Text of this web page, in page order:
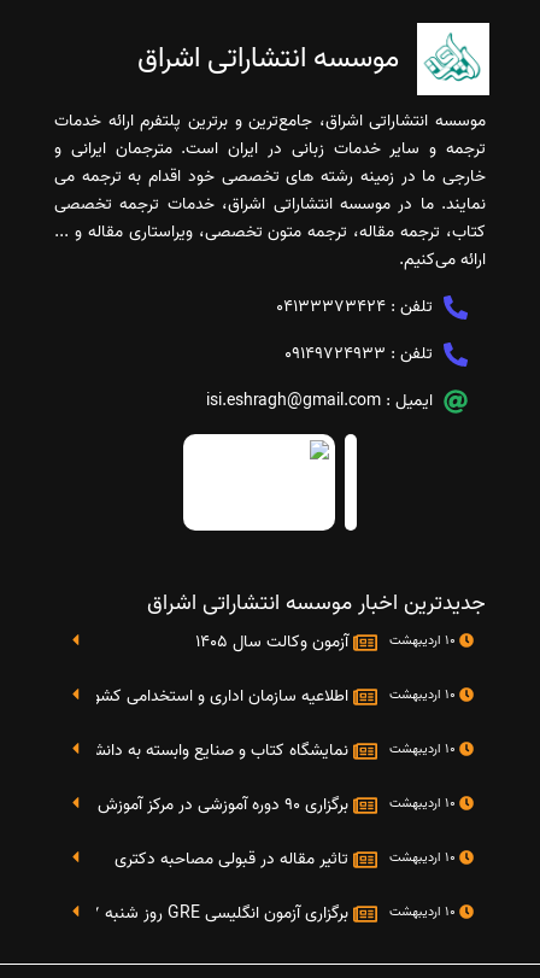
موسسه انتشاراتی اشراق
موسسه انتشاراتی اشراق، جامع‌ترین و برترین پلتفرم ارائه خدمات
ترجمه و سایر خدمات زبانی در ایران است. مترجمان ایرانی و
خارجی ما در زمینه رشته های تخصصی خود اقدام به ترجمه می
نمایند. ما در موسسه انتشاراتی اشراق، خدمات ترجمه تخصصی
کتاب، ترجمه مقاله، ترجمه متون تخصصی، ویراستاری مقاله و ...
ارائه می‌کنیم.
تلفن : 04133373424
تلفن : 09149724933
ایمیل : isi.eshragh@gmail.com
جدیدترین اخبار موسسه انتشاراتی اشراق
آزمون وکالت سال 1405
اطلاعیه سازمان اداری و استخدامی کشور در خصوص
نمایشگاه کتاب و صنایع وابسته به دانشگاه صنعتی شریف 4 الی 8 مهر
برگزاری 90 دوره آموزشی در مرکز آموزش فرهنگی دانشگاه علامه
تاثیر مقاله در قبولی مصاحبه دکتری
برگزاری آزمون انگلیسی GRE روز شنبه 27 شهریور(مقارن با 17 سپتامبر 2016)